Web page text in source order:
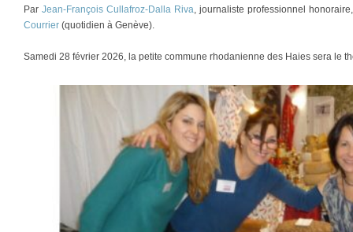
Par Jean-François Cullafroz-Dalla Riva , journaliste professionnel
Courrier (quotidien à Genève).
Samedi 28 février 2026, la petite commune rhodanienne des Haies sera le